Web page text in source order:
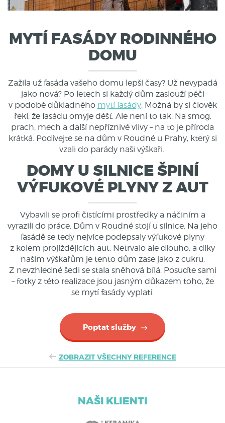
MYTÍ FASÁDY RODINNÉHO
DOMU
Zažila už fasáda vašeho domu lepší časy? Už nevypadá
jako nová? Po letech si každý dům zaslouží péči
v podobě důkladného mytí fasády. Možná by si člověk
řekl, že fasádu omyje déšť. Ale není to tak. Na smog,
prach, mech a další nepříznivé vlivy – na to je příroda
krátká. Podívejte se na dům v Roudné u Prahy, který si
vzali do parády naši výškaři.
DOMY U SILNICE ŠPINÍ
VÝFUKOVÉ PLYNY Z AUT
Vybavili se profi čistícími prostředky a náčiním a
vyrazili do práce. Dům v Roudné stojí u silnice. Na jeho
fasádě se tedy nejvíce podepsaly výfukové plyny
z kolem projíždějících aut . Netrvalo ale dlouho, a díky
našim výškařům je tento dům zase jako z cukru.
Z nevzhledné šedi se stala sněhová bílá. Posuďte sami
– fotky z této realizace jsou jasným důkazem toho, že
se mytí fasády vyplatí.
Poptat služby
ZOBRAZIT VŠECHNY REFERENCE
NAŠI KLIENTI